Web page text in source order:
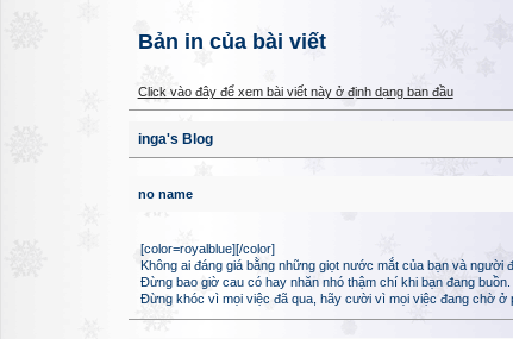
Bản in của bài viết
Click vào đây để xem bài viết này ở định dạng ban đầu
inga's Blog
no name
[color=royalblue][/color]
Không ai đáng giá bằng những giọt nước mắt của bạn và người
Đừng bao giờ cau có hay nhăn nhó thậm chí khi bạn đang
Đừng khóc vì mọi việc đã qua, hãy cười vì mọi việc đang chờ ở